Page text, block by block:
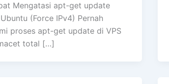
Mengatasi apt-get update
(Force IPv4) Pernah
proses apt-get update di VPS
total […]